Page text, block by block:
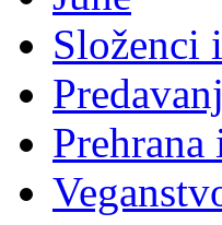
Složenci